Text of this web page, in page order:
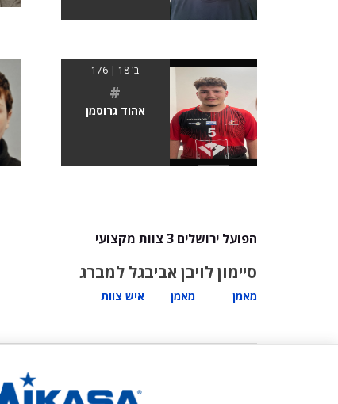
בן 18 | 176
#
אהוד גרוסמן
הפועל ירושלים 3 צוות מקצועי
סיימון לוי
מאמן
בן אביב
מאמן
גל למברג
איש צוות